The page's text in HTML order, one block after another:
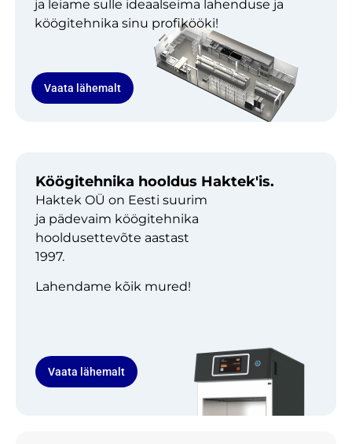
ja leiame sulle ideaalseima lahenduse ja
köögitehnika sinu profikööki!
Vaata lähemalt
Köögitehnika hooldus Haktek'is.
Haktek OÜ on Eesti suurim
ja pädevaim köögitehnika
hooldusettevõte aastast
1997.
Lahendame kõik mured!
Vaata lähemalt